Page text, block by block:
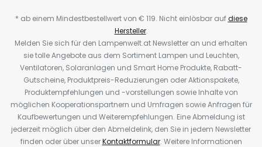
* ab einem Mindestbestellwert von € 119. Nicht einlösbar aufdiese
Hersteller.
Melden Sie sich für den Lampenwelt.at Newsletter an und erhalten
sie tolle Angebote aus dem Sortiment Lampen und Leuchten,
Ventilatoren, Solaranlagen und Smart Home Produkte, Rabatt-
Gutscheine, Produktpreis-Reduzierungen oder Aktionspakete,
Produktempfehlungen und -vorstellungen sowie Inhalte von
möglichen Kooperationspartnern und Umfragen sowie Anfragen für
Kaufbewertungen und Weiterempfehlungen. Eine Abmeldung ist
jederzeit möglich über den Abmeldelink, den Sie in jedem Newsletter
finden oder über unserKontaktformular. Weitere Informationen